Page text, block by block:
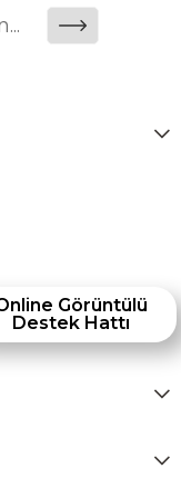
Homestore; Türkiye’de
uluslararası deneyimini
mobilyaları ve
araya getiren Ashley
taşımak amacıyla
Görüntülü
Destek Hattı